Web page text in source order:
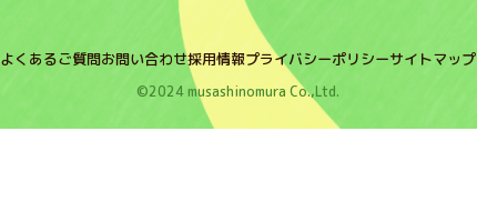
よくあるご質問お問い合わせ採用情報プライバシーポリシーサイトマップ
©2024 musashinomura Co.,Ltd.